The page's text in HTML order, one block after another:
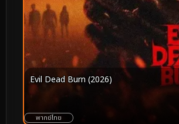
Evil Dead Burn (2026)
พากย์ไทย